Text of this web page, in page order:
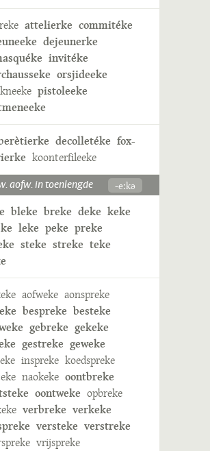
attelierke commitéke
dejeunerke
invitéke
orsjideeke
pistoleeke
decolletéke fox-
koonterfileeke
aofw. in toenlengde -eːkə
bleke breke deke keke
leke peke preke
steke streke teke
aofweke aonspreke
bespreke besteke
gebreke gekeke
gestreke geweke
inspreke koedspreke
naokeke oontbreke
oontweke opbreke
verbreke verkeke
versteke verstreke
vrijspreke